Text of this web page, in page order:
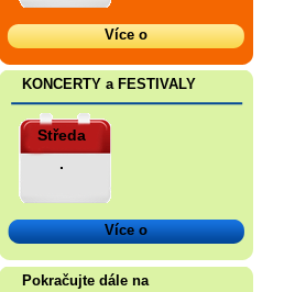
Více o
KONCERTY a FESTIVALY
Středa
.
Více o
Pokračujte dále na